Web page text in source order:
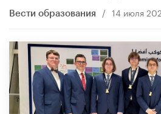
Вести образования / 14 июля